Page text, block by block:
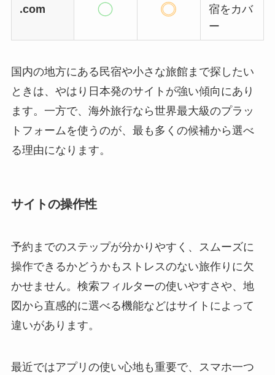
.com
宿をカバ
ー
国内の地方にある民宿や小さな旅館まで探したい
ときは、やはり日本発のサイトが強い傾向にあり
ます。一方で、海外旅行なら世界最大級のプラッ
トフォームを使うのが、最も多くの候補から選べ
る理由になります。
サイトの操作性
予約までのステップが分かりやすく、スムーズに
操作できるかどうかもストレスのない旅作りに欠
かせません。検索フィルターの使いやすさや、地
図から直感的に選べる機能などはサイトによって
違いがあります。
最近ではアプリの使い心地も重要で、スマホ一つ